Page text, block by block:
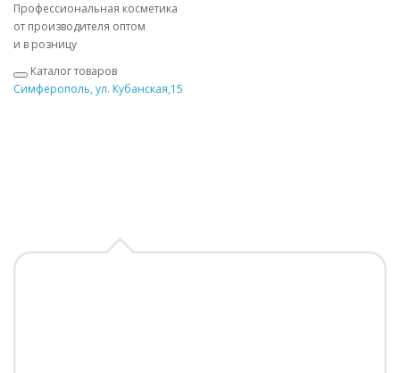
Профессиональная косметика
от производителя оптом
и в розницу
Каталог товаров
Симферополь, ул. Кубанская,15